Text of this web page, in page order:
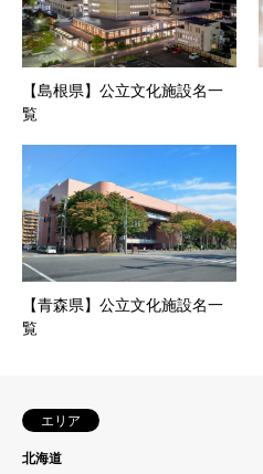
【島根県】公立文化施設名一
覧
【青森県】公立文化施設名一
覧
エリア
北海道